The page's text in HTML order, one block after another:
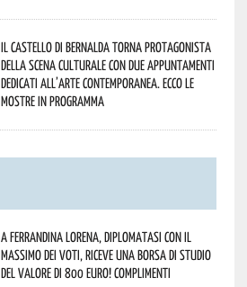
Il Castello di Bernalda torna protagonista
della scena culturale con due appuntamenti
dedicati all’arte contemporanea. Ecco le
mostre in programma
A Ferrandina Lorena, diplomatasi con il
massimo dei voti, riceve una borsa di studio
del valore di 800 euro! Complimenti